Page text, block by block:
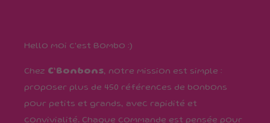
Hello moi c'est Bombo :)
Chez C’Bonbons, notre mission est simple :
proposer plus de 450 références de bonbons
pour petits et grands, avec rapidité et
convivialité. Chaque commande est pensée pour